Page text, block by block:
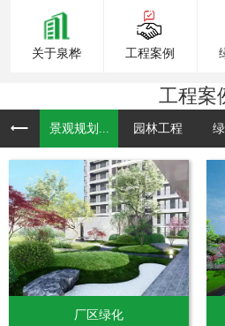
关于泉桦 工程案例
工程案
景观规划... 园林工程
厂区绿化